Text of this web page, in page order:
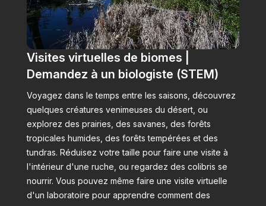
Visites virtuelles de biomes |
Demandez à un biologiste (STEM)
Voyagez dans le temps entre les saisons, découvrez
quelques créatures venimeuses du désert, ou
explorez des prairies, des savanes, des forêts
tropicales humides, des forêts tempérées et des
tundras. Réduisez votre taille pour faire une visite à
l'intérieur d'une ruche, ou regardez des colibris se
nourrir. Vous pouvez même faire une visite virtuelle
d'un laboratoire pour apprendre comment des